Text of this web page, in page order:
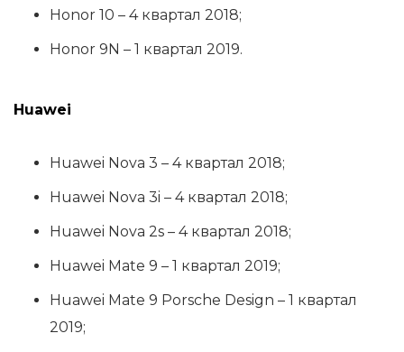
Honor 10 – 4 квартал 2018;
Honor 9N – 1 квартал 2019.
Huawei
Huawei Nova 3 – 4 квартал 2018;
Huawei Nova 3i – 4 квартал 2018;
Huawei Nova 2s – 4 квартал 2018;
Huawei Mate 9 – 1 квартал 2019;
Huawei Mate 9 Porsche Design – 1 квартал
2019;